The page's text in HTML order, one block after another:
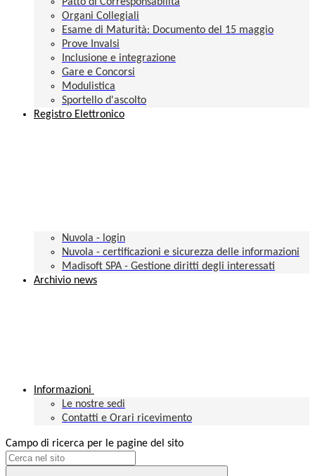
Patto di Corresponsabilità
Organi Collegiali
Esame di Maturità: Documento del 15 maggio
Prove Invalsi
Inclusione e integrazione
Gare e Concorsi
Modulistica
Sportello d'ascolto
Registro Elettronico
Nuvola - login
Nuvola - certificazioni e sicurezza delle informazioni
Madisoft SPA - Gestione diritti degli interessati
Archivio news
Informazioni
Le nostre sedi
Contatti e Orari ricevimento
Campo di ricerca per le pagine del sito